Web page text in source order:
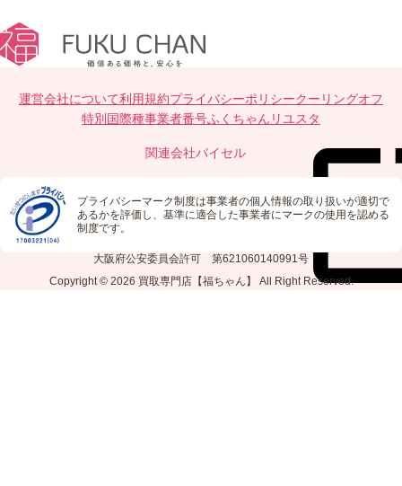
運営会社について利用規約プライバシーポリシークーリングオフ
特別国際種事業者番号ふくちゃんリユスタ
関連会社バイセル
プライバシーマーク制度は事業者の個人情報の取り扱いが適切で
あるかを評価し、基準に適合した事業者にマークの使用を認める
制度です。
大阪府公安委員会許可 第621060140991号
Copyright © 2026 買取専門店【福ちゃん】 All Right Reserved.